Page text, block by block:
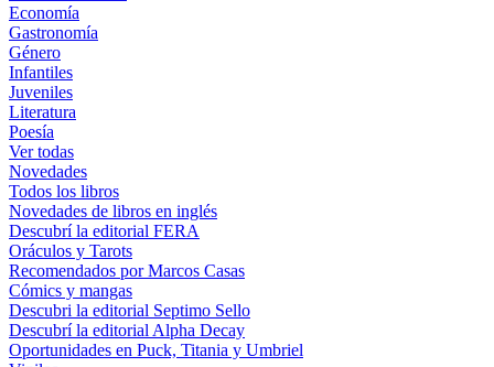
Economía
Gastronomía
Género
Infantiles
Juveniles
Literatura
Poesía
Ver todas
Novedades
Todos los libros
Novedades de libros en inglés
Descubrí la editorial FERA
Oráculos y Tarots
Recomendados por Marcos Casas
Cómics y mangas
Descubri la editorial Septimo Sello
Descubrí la editorial Alpha Decay
Oportunidades en Puck, Titania y Umbriel